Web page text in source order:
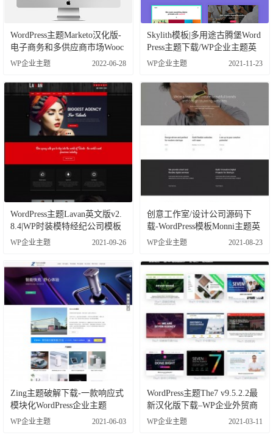
WordPress主题Marketo汉化版-
电子商务和多供应商市场Wooc
ommerce模板
WP企业主题 2022-06-28
Skylith模板|多用途古腾堡Word
Press主题下载/WP企业主题英
文版
WP企业主题 2021-11-23
WordPress主题Lavan英文版v2.
8.4|WP时装模特经纪公司模板
WP企业主题 2021-09-26
创意工作室/设计公司源码下
载-WordPress模板Monni主题英
文版
WP企业主题 2021-08-23
Zing主题破解下载-一款响应式
模块化WordPress企业主题
WP企业主题 2021-06-03
WordPress主题The7 v9.5.2.2最
新汉化版下载–WP企业外贸商
城网站模板
WP企业主题 2021-03-11